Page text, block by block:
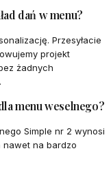
dań w menu?
Przesyłacie
projekt
żadnych
menu weselnego?
Simple nr 2 wynosi
nawet na bardzo